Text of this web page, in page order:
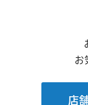
お
店